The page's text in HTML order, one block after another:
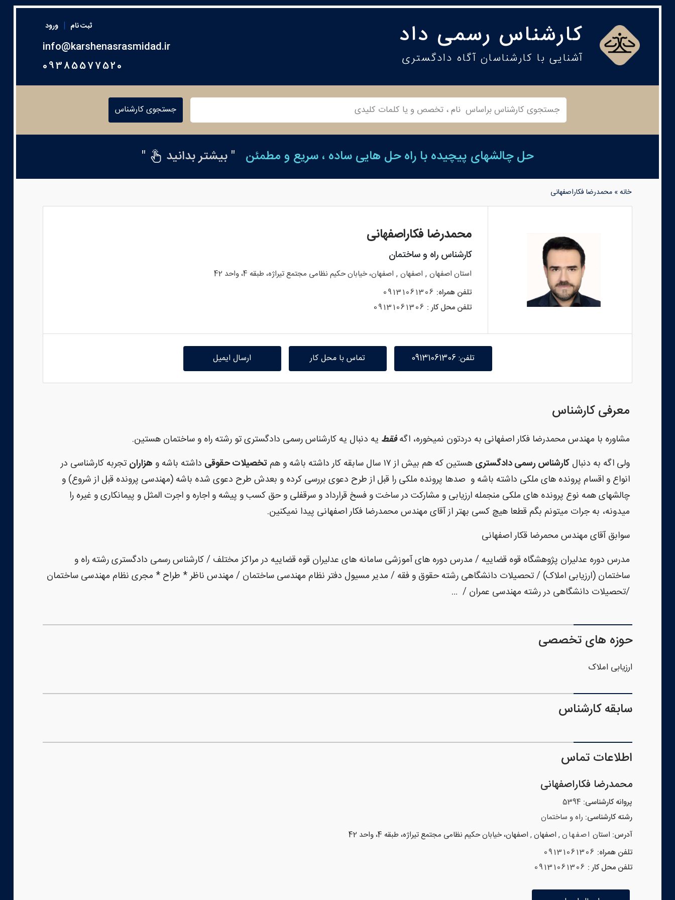
کارشناس رسمی داد
آشنایی با کارشناسان آگاه دادگستری
ثبت نام | ورود
info@karshenasrasmidad.ir
09385577520
جستجوی کارشناس
حل چالشهای پیچیده با راه حل هایی ساده ، سریع و مطمئن " بیشتر بدانید "
خانه» محمدرضا فکاراصفهانی
محمدرضا فکاراصفهانی
کارشناس راه و ساختمان
استان اصفهان, اصفهان, اصفهان، خیابان حکیم نظامی مجتمع تیراژه، طبقه 4، واحد 42
تلفن همراه: 09131061306
تلفن محل کار : 09131061306
تلفن: 09131061306 تماس با محل کار ارسال ایمیل
معرفی کارشناس
مشاوره با مهندس محمدرضا فکار اصفهانی به دردتون نمیخوره، اگهفقط یه دنبال یه کارشناس رسمی دادگستری تو رشته راه و ساختمان هستین.
ولی اگه به دنبالکارشناس رسمی دادگستری هستین که هم بیش از ۱۷ سال سابقه کار داشته باشه و هم تخصیلات حقوقی داشته باشه و هزاران تجربه کارشناسی در
انواع و اقسام پرونده های ملکی داشته باشه و صدها پرونده ملکی را قبل از طرح دعوی بررسی کرده و بعدش طرح دعوی شده باشه (مهندسی پرونده قبل از شروع) و
چالشهای همه نوع پرونده های ملکی منجمله ارزیابی و مشارکت در ساخت و فسخ قرارداد و سرقفلی و حق کسب و پیشه و اجاره و اجرت المثل و پیمانکاری و غیره را
میدونه، به جرات میتونم بگم قطعا هیچ کسی بهتر از آقای مهندس محمدرضا فکار اصفهانی پیدا نمیکنین.
سوابق آقای مهندس محمرضا قکار اصفهانی
مدرس دوره عدلیران پژوهشگاه قوه قضاییه / مدرس دوره های آموزشی سامانه های عدلیران قوه قضاییه در مراکز مختلف / کارشناس رسمی دادگستری رشته راه و
ساختمان (ارزیابی املاک) / تحصیلات دانشگاهی رشته حقوق و فقه / مدیر مسیول دفتر نظام مهندسی ساختمان / مهندس ناظر * طراح * مجری نظام مهندسی ساختمان
/تحصیلات دانشگاهی در رشته مهندسی عمران / …
حوزه های تخصصی
ارزیابی املاک
سابقه کارشناس
اطلاعات تماس
محمدرضا فکاراصفهانی
پروانه کارشناسی: 5394
رشته کارشناسی: راه و ساختمان
آدرس: استان اصفهان , اصفهان , اصفهان، خیابان حکیم نظامی مجتمع تیراژه، طبقه 4، واحد 42
تلفن همراه: 09131061306
تلفن محل کار : 09131061306